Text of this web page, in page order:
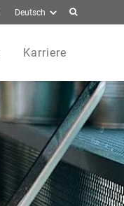
Karriere